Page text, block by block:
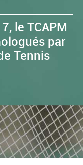
le TCAPM
par
Tennis